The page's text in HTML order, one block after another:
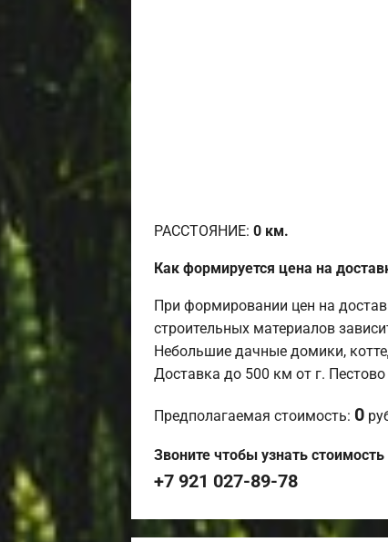
РАССТОЯНИЕ: 0 км.
Как формируется цена на
При формировании цен на
строительных материалов
Небольшие дачные домики,
Доставка до 500 км от г.
Предполагаемая стоимость: 0
Звоните чтобы узнать
+7 921 027-89-78